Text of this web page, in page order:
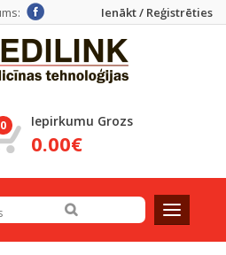
Ienākt / Reģistrēties
0 Iepirkumu Grozs
0.00€
T
o
g